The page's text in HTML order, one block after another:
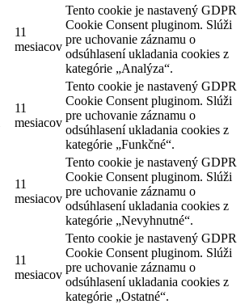
11
mesiacov
Tento cookie je nastavený GDPR
Cookie Consent pluginom. Slúži
pre uchovanie záznamu o
odsúhlasení ukladania cookies z
kategórie „Analýza“.
11
mesiacov
Tento cookie je nastavený GDPR
Cookie Consent pluginom. Slúži
pre uchovanie záznamu o
odsúhlasení ukladania cookies z
kategórie „Funkčné“.
11
mesiacov
Tento cookie je nastavený GDPR
Cookie Consent pluginom. Slúži
pre uchovanie záznamu o
odsúhlasení ukladania cookies z
kategórie „Nevyhnutné“.
11
mesiacov
Tento cookie je nastavený GDPR
Cookie Consent pluginom. Slúži
pre uchovanie záznamu o
odsúhlasení ukladania cookies z
kategórie „Ostatné“.